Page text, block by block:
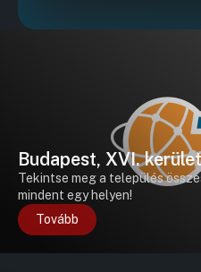
Budapest, XVI.
Tekintse meg a település
mindent egy helyen!
Tovább